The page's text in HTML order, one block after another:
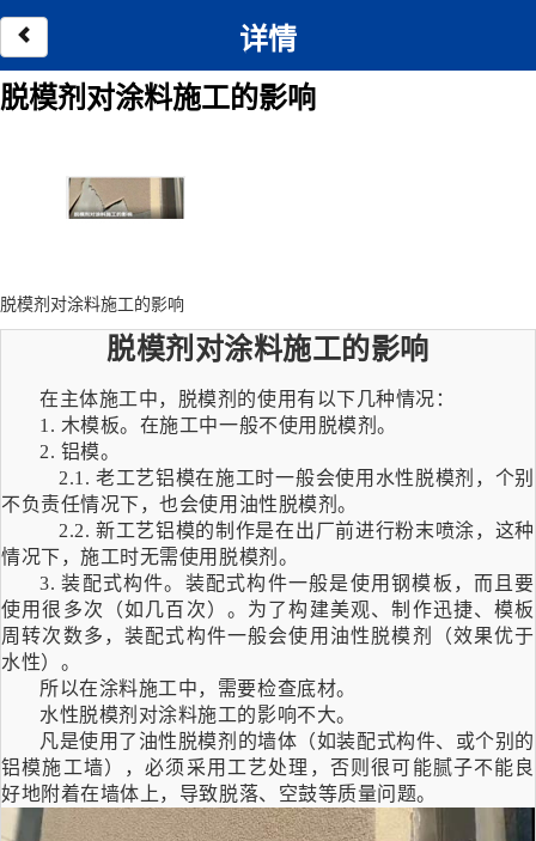
详情
脱模剂对涂料施工的影响
脱模剂对涂料施工的影响
脱模剂对涂料施工的影响
在主体施工中， 脱模剂的使用有以下几种情况：
1. 木模板。在施工中一般不使用脱模剂。
2. 铝模。
2.1. 老工艺铝模在施工时一般会使用水性脱模剂，个别
不负责任情况下，也会使用油性脱模剂。
2.2. 新工艺铝模的制作是在出厂前进行粉末喷涂，这种
情况下，施工时无需使用脱模剂。
3.装配式构件。装配式构件一般是使用钢模板，而且要
使用很多次（如几百次）。为了构建美观、制作迅捷、模板
周转次数多，装配式构件一般会使用油性脱模剂（效果优于
水性）。
所以在涂料施工中，需要检查底材。
水性脱模剂 对涂料施工的影响不大。
凡是使用了油性脱模剂的墙体（如装配式构件、或个别的
铝模施工墙），必须采用工艺处理，否则很可能腻子不能良
好地附着在墙体上，导致脱落、空鼓等质量问题。